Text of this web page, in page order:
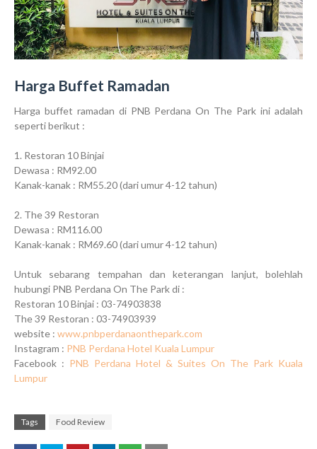
Harga Buffet Ramadan
Harga buffet ramadan di PNB Perdana On The Park ini adalah
seperti berikut :
1. Restoran 10 Binjai
Dewasa : RM92.00
Kanak-kanak : RM55.20 (dari umur 4-12 tahun)
2. The 39 Restoran
Dewasa : RM116.00
Kanak-kanak : RM69.60 (dari umur 4-12 tahun)
Untuk sebarang tempahan dan keterangan lanjut, bolehlah
hubungi PNB Perdana On The Park di :
Restoran 10 Binjai : 03-74903838
The 39 Restoran : 03-74903939
website : www.pnbperdanaonthepark.com
Instagram : PNB Perdana Hotel Kuala Lumpur
Facebook : PNB Perdana Hotel & Suites On The Park Kuala
Lumpur
Tags Food Review